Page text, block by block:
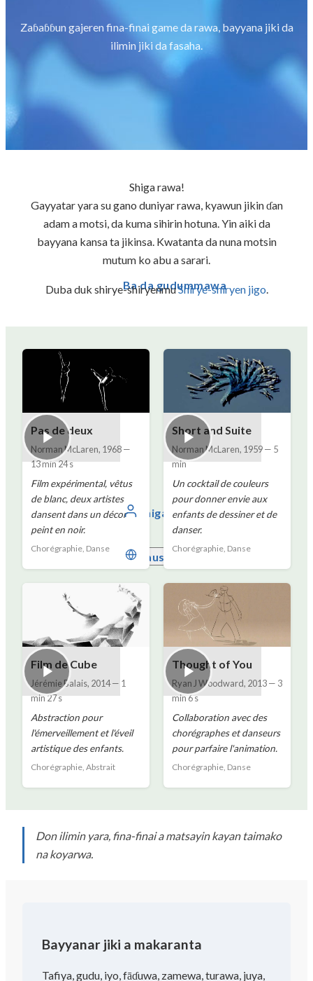
Ba da gudummawa
Shiga
Hausa
Zaɓaɓɓun gajeren fina-finai game da rawa, bayyana jiki da
ilimin jiki da fasaha.
Shiga rawa!
Gayyatar yara su gano duniyar rawa, kyawun jikin ɗan
adam a motsi, da kuma sihirin hotuna. Yin aiki da
bayyana kansa ta jikinsa. Kwatanta da nuna motsin
mutum ko abu a sarari.
Duba duk shirye-shiryenmuShirye-shiryen jigo.
Pas de deux
Norman McLaren, 1968—
13 min 24 s
Film expérimental, vêtus
de blanc, deux artistes
dansent dans un décor
peint en noir.
Chorégraphie, Danse
Short and Suite
Norman McLaren, 1959— 5
min
Un cocktail de couleurs
pour donner envie aux
enfants de dessiner et de
danser.
Chorégraphie, Danse
Film de Cube
Jérémie Balais, 2014— 1
min 27 s
Abstraction pour
l'émerveillement et l'éveil
artistique des enfants.
Chorégraphie, Abstrait
Thought of You
Ryan J Woodward, 2013— 3
min 6 s
Collaboration avec des
chorégraphes et danseurs
pour parfaire l'animation.
Chorégraphie, Danse
Don ilimin yara, fina-finai a matsayin kayan taimako
na koyarwa.
Bayyanar jiki a makaranta
Tafiya, gudu, iyo, fāɗuwa, zamewa, turawa, juya,